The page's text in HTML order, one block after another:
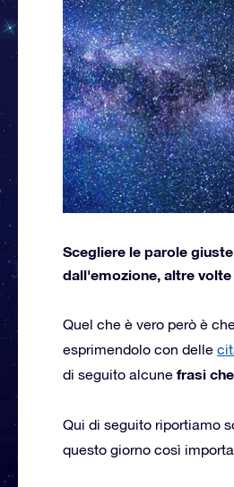
Scegliere le parole
dall'emozione, altre
Quel che è vero però è
esprimendolo con delle
di seguito alcune frasi
Qui di seguito riportiamo
questo giorno così